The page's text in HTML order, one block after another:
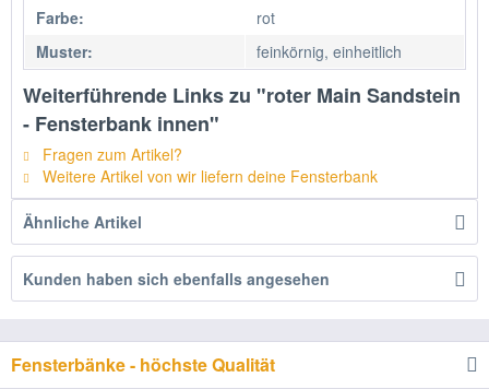
Farbe:
rot
Muster:
feinkörnig, einheitlich
Weiterführende Links zu "roter Main Sandstein
- Fensterbank innen"
Fragen zum Artikel?
Weitere Artikel von wir liefern deine Fensterbank
Ähnliche Artikel
Kunden haben sich ebenfalls angesehen
Fensterbänke - höchste Qualität